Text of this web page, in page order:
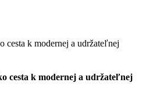
cesta k modernej a udržateľnej